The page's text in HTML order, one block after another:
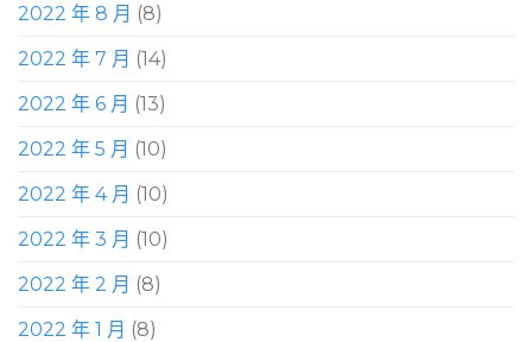
2022 年 8 月 (8)
2022 年 7 月 (14)
2022 年 6 月 (13)
2022 年 5 月 (10)
2022 年 4 月 (10)
2022 年 3 月 (10)
2022 年 2 月 (8)
2022 年 1 月 (8)